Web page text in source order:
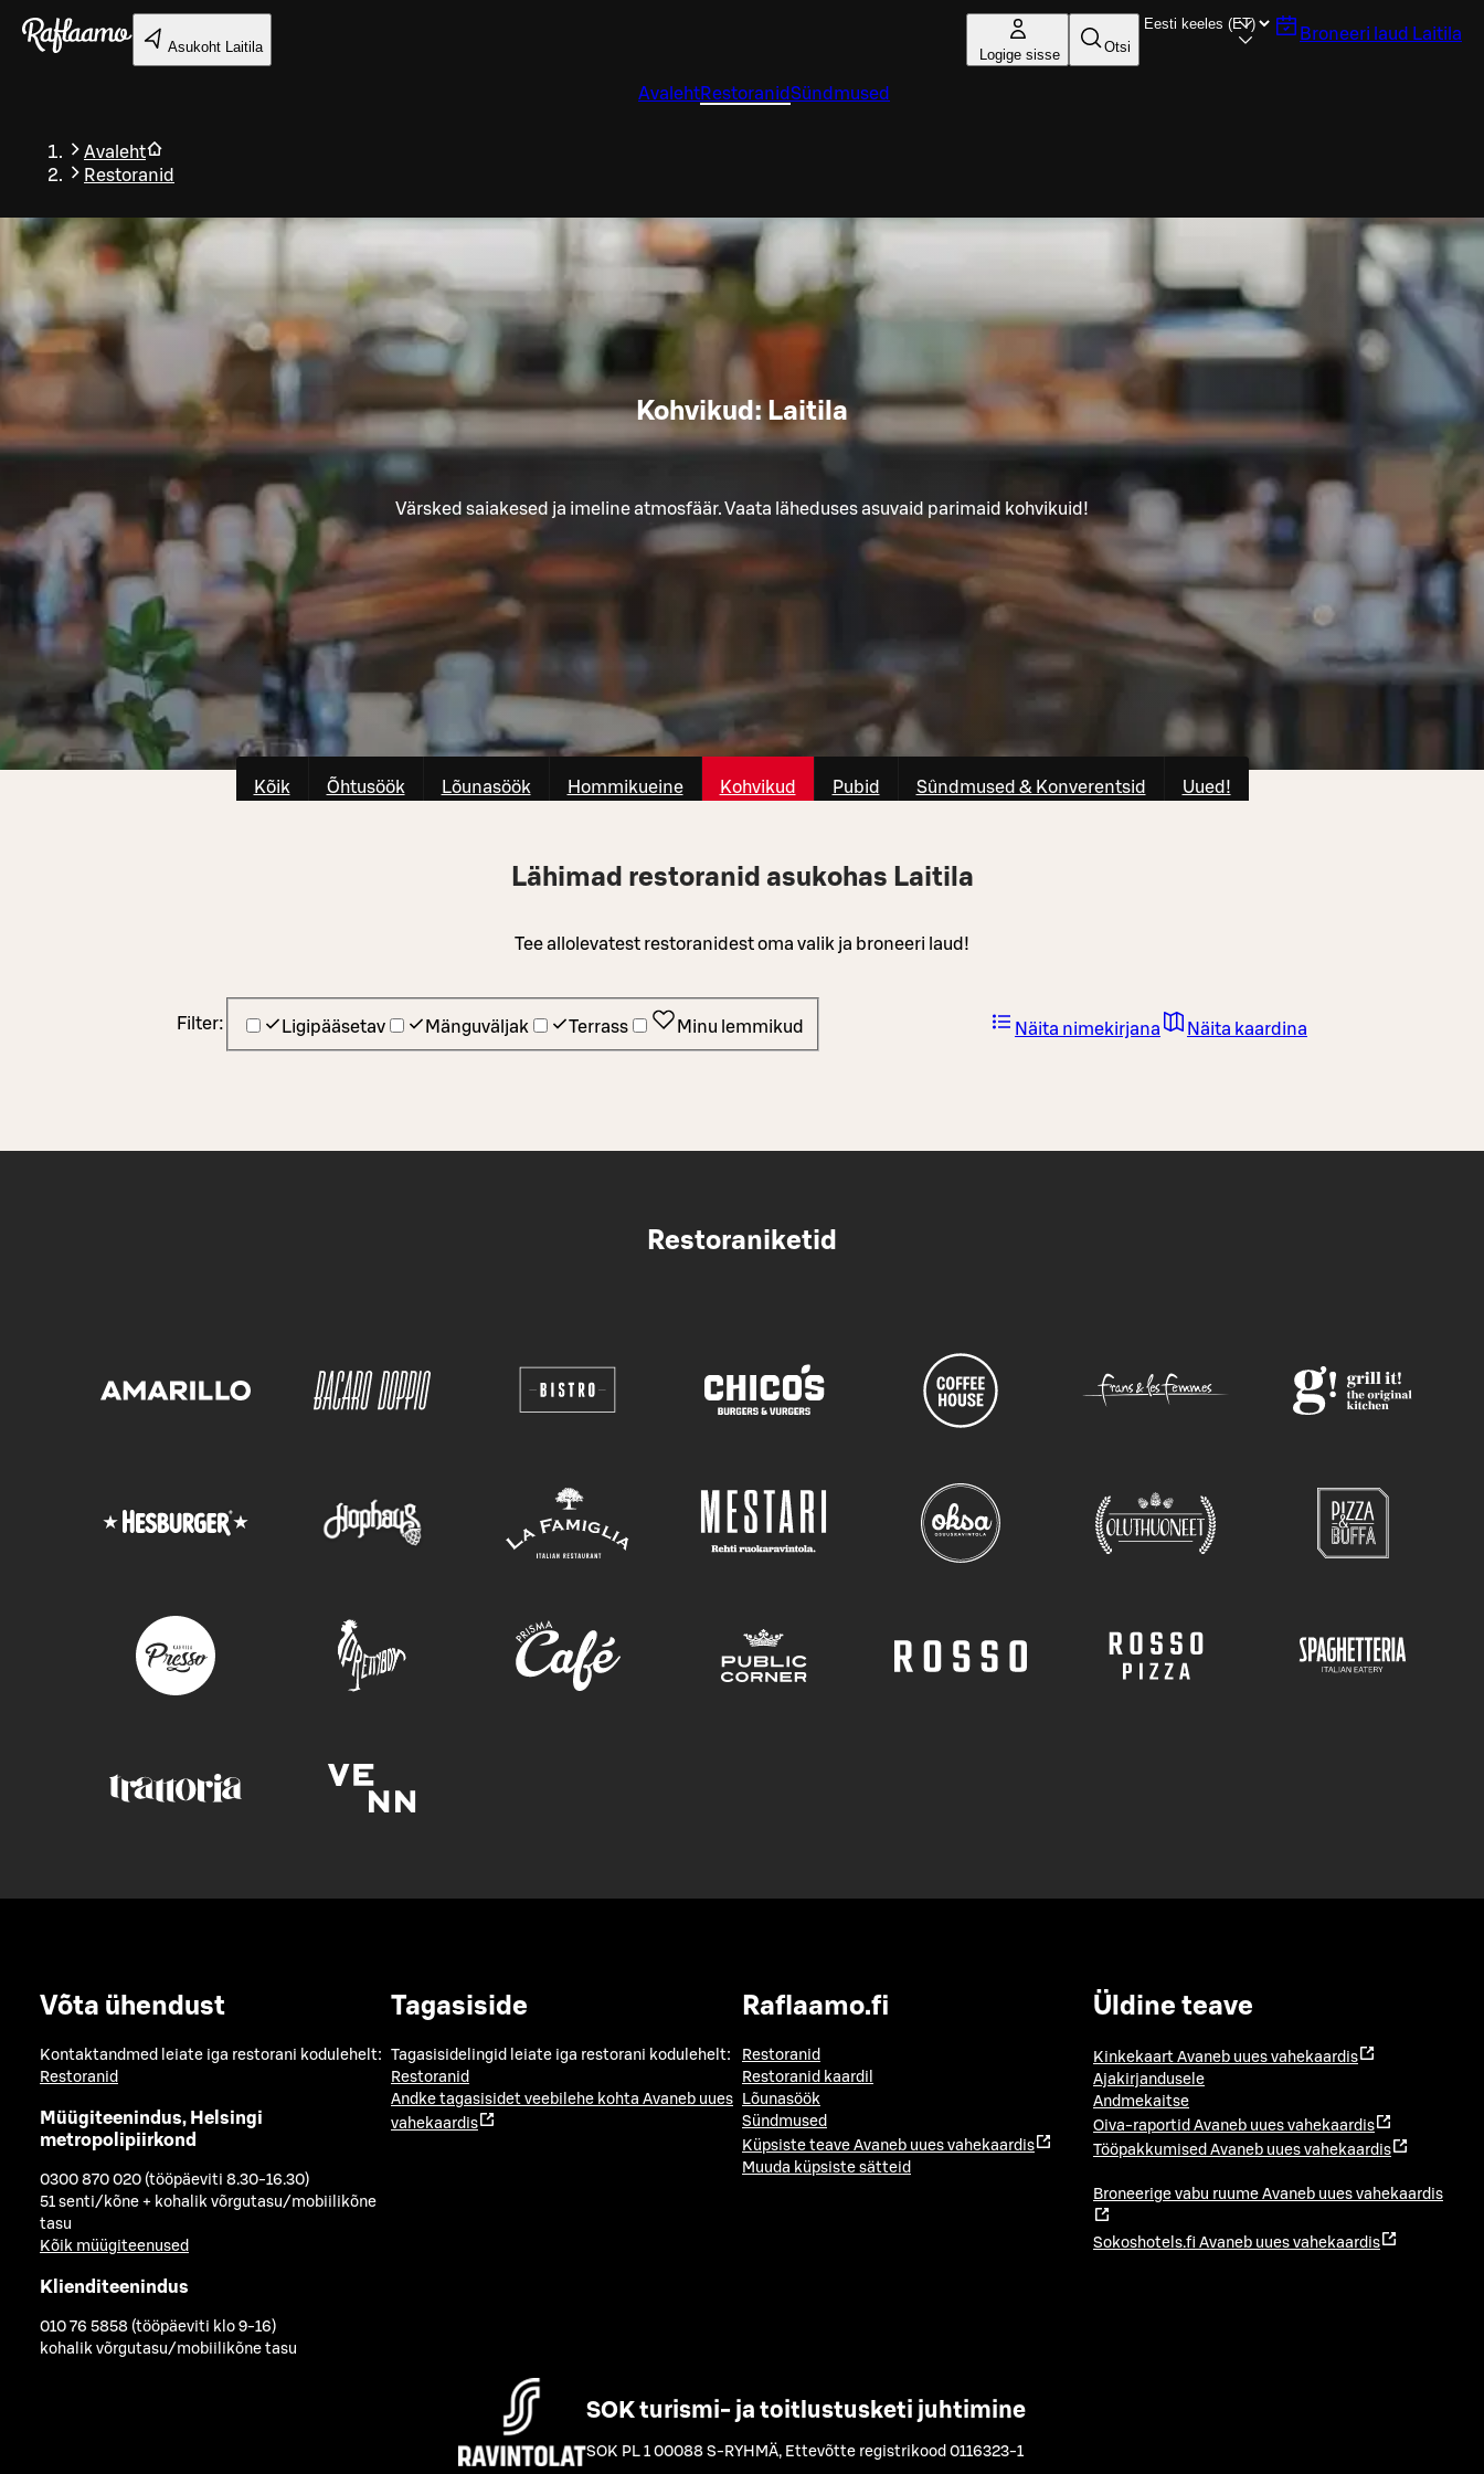
Liigu peamise sisu juurde
Asukoht Laitila Logige sisse Otsi
Broneeri laud Laitila
AvalehtRestoranidSündmused
Avaleht
Restoranid
Kohvikud: Laitila
Värsked saiakesed ja imeline atmosfäär. Vaata läheduses asuvaid parimaid kohvikuid!
Kõik Õhtusöök Lõunasöök Hommikueine Kohvikud Pubid Sûndmused & Konverentsid Uued!
Lähimad restoranid asukohas Laitila
Tee allolevatest restoranidest oma valik ja broneeri laud!
Filter: Ligipääsetav Mänguväljak Terrass Minu lemmikud Näita nimekirjana Näita kaardina
Restoraniketid
Võta ühendust
Kontaktandmed leiate iga restorani kodulehelt:
Restoranid
Müügiteenindus, Helsingi
metropolipiirkond
0300 870 020 (tööpäeviti 8.30-16.30)
51 senti/kõne + kohalik võrgutasu/mobiilikõne
tasu
Kõik müügiteenused
Klienditeenindus
010 76 5858 (tööpäeviti klo 9-16)
kohalik võrgutasu/mobiilikõne tasu
Tagasiside
Tagasisidelingid leiate iga restorani kodulehelt:
Restoranid
Andke tagasisidet veebilehe kohta Avaneb uues
vahekaardis
Raflaamo.fi
Restoranid
Restoranid kaardil
Lõunasöök
Sündmused
Küpsiste teave Avaneb uues vahekaardis
Muuda küpsiste sätteid
Üldine teave
Kinkekaart Avaneb uues vahekaardis
Ajakirjandusele
Andmekaitse
Oiva-raportid Avaneb uues vahekaardis
Tööpakkumised Avaneb uues vahekaardis
Broneerige vabu ruume Avaneb uues vahekaardis
Sokoshotels.fi Avaneb uues vahekaardis
SOK turismi- ja toitlustusketi juhtimine
SOK PL 1 00088 S-RYHMÄ, Ettevõtte registrikood 0116323-1